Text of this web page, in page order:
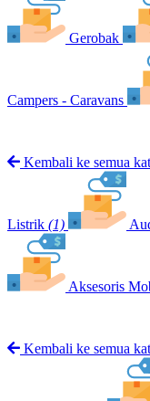
Gerobak
Campers - Caravans
Kembali ke semua
Listrik (1)
Aksesoris
Kembali ke semua